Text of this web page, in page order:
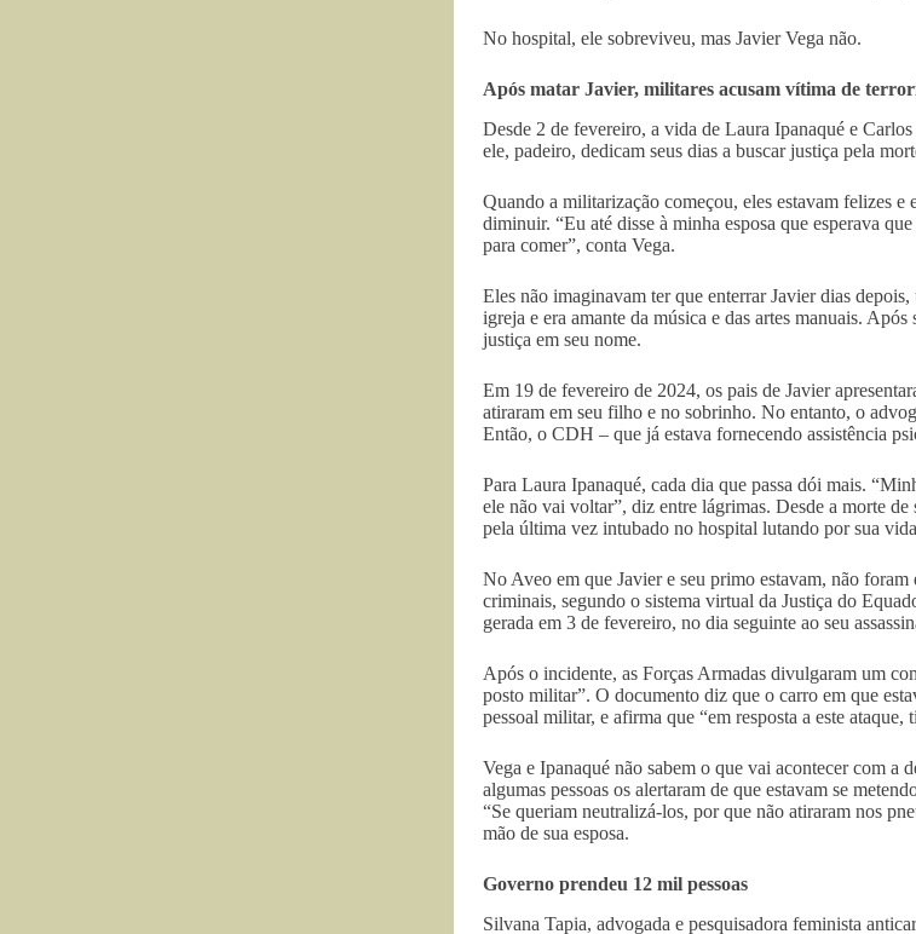
No hospital, ele sobreviveu, mas Javier Vega não.
Após matar Javier, militares acusam vítima de
Desde 2 de fevereiro, a vida de Laura Ipanaqué e
ele, padeiro, dedicam seus dias a buscar justiça pela
Quando a militarização começou, eles estavam felizes e
diminuir. “Eu até disse à minha esposa que esperava
para comer”, conta Vega.
Eles não imaginavam ter que enterrar Javier dias
igreja e era amante da música e das artes manuais.
justiça em seu nome.
Em 19 de fevereiro de 2024, os pais de Javier
atiraram em seu filho e no sobrinho. No entanto, o
Então, o CDH – que já estava fornecendo assistência
Para Laura Ipanaqué, cada dia que passa dói mais.
ele não vai voltar”, diz entre lágrimas. Desde a morte
pela última vez intubado no hospital lutando por sua
No Aveo em que Javier e seu primo estavam, não
criminais, segundo o sistema virtual da Justiça do
gerada em 3 de fevereiro, no dia seguinte ao seu
Após o incidente, as Forças Armadas divulgaram um
posto militar”. O documento diz que o carro em que
pessoal militar, e afirma que “em resposta a este
Vega e Ipanaqué não sabem o que vai acontecer com a
algumas pessoas os alertaram de que estavam se
“Se queriam neutralizá-los, por que não atiraram nos
mão de sua esposa.
Governo prendeu 12 mil pessoas
Silvana Tapia, advogada e pesquisadora feminista